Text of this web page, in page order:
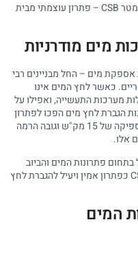
משאבה להגברת לחץ מים 15 מק"ש – 50 מטר CSB – פתרון עוצמתי מבית
מים מודרניות
מים – החל מבניינים רבי
כאשר לחץ המים אינו
מערכות התעשייה, ואפילו על
הגברת לחץ מים הפכו לפתרון
הכרחי במקרים אלו, ומשאבת CSB בעלת ספיקה של 15 מק"ש וגובה הרמה
פתרונות המים והביוב
למעלה מ-15 שנה, מציעה את משאבות CSB כפתרון אמין ויעיל להגברת לחץ
המים